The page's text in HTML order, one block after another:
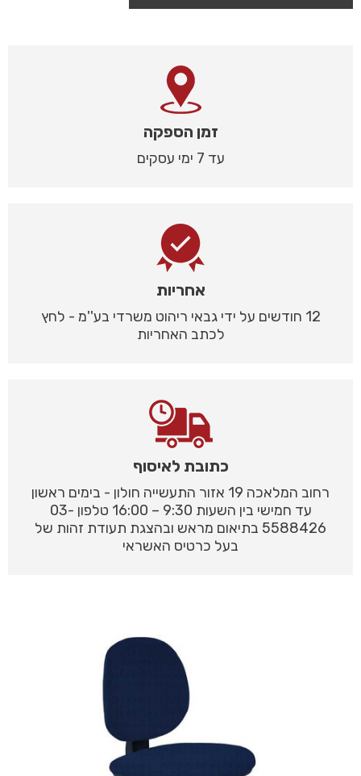
זמן הספקה
עד 7 ימי עסקים
אחריות
12 חודשים על ידי גבאי ריהוט משרדי בע''מ - לחץ
לכתב האחריות
כתובת לאיסוף
רחוב המלאכה 19 אזור התעשייה חולון - בימים ראשון
עד חמישי בין השעות 9:30 – 16:00 טלפון 03-
5588426 בתיאום מראש ובהצגת תעודת זהות של
בעל כרטיס האשראי